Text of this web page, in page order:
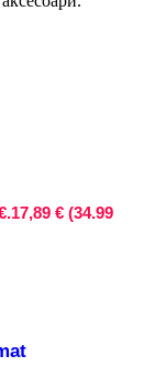
17,89 € (34.99